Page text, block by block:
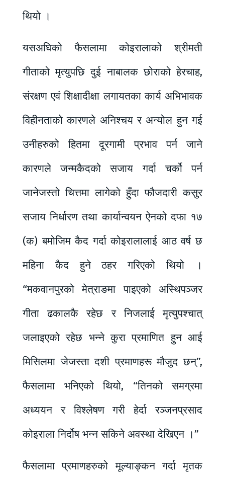
थियो ।
यसअघिको फैसलामा कोइरालाको श्रीमती
गीताको मृत्युपछि दुई नाबालक छोराको हेरचाह,
संरक्षण एवं शिक्षादीक्षा लगायतका कार्य अभिभावक
विहीनताको कारणले अनिश्चय र अन्योल हुन गई
उनीहरुको हितमा दूरगामी प्रभाव पर्न जाने
कारणले जन्मकैदको सजाय गर्दा चर्को पर्न
जानेजस्तो चित्तमा लागेको हुँदा फौजदारी कसुर
सजाय निर्धारण तथा कार्यान्वयन ऐनको दफा १७
(क) बमोजिम कैद गर्दा कोइरालालाई आठ वर्ष छ
महिना कैद हुने ठहर गरिएको थियो ।
“मकवानपुरको मेत्राङमा पाइएको अस्थिपञ्जर
गीता ढकालकै रहेछ र निजलाई मृत्युपश्चात्
जलाइएको रहेछ भन्ने कुरा प्रमाणित हुन आई
मिसिलमा जेजस्ता दशी प्रमाणहरू मौजुद छन्”,
फैसलामा भनिएको थियो, “तिनको समग्रमा
अध्ययन र विश्लेषण गरी हेर्दा रञ्जनप्रसाद
कोइराला निर्दोष भन्न सकिने अवस्था देखिएन ।”
फैसलामा प्रमाणहरुको मूल्याङ्कन गर्दा मृतक